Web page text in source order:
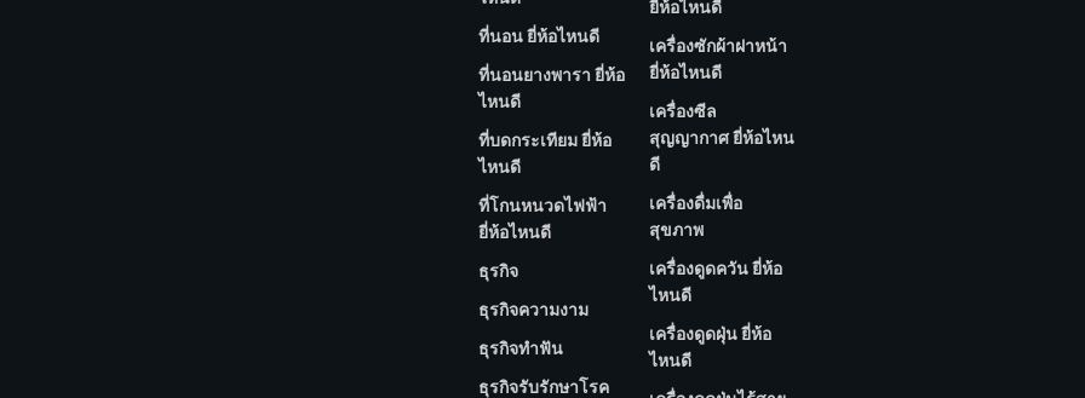
ที่นอน ยี่ห้อไหนดี
ที่นอนยางพารา ยี่ห้อ
ไหนดี
ที่บดกระเทียม ยี่ห้อ
ไหนดี
ที่โกนหนวดไฟฟ้า
ยี่ห้อไหนดี
ธุรกิจ
ธุรกิจความงาม
ธุรกิจทำฟัน
ธุรกิจรับรักษาโรค
ยี่ห้อไหนดี
เครื่องซักผ้าฝาหน้า
ยี่ห้อไหนดี
เครื่องซีล
สุญญากาศ ยี่ห้อไหน
ดี
เครื่องดื่มเพื่อ
สุขภาพ
เครื่องดูดควัน ยี่ห้อ
ไหนดี
เครื่องดูดฝุ่น ยี่ห้อ
ไหนดี